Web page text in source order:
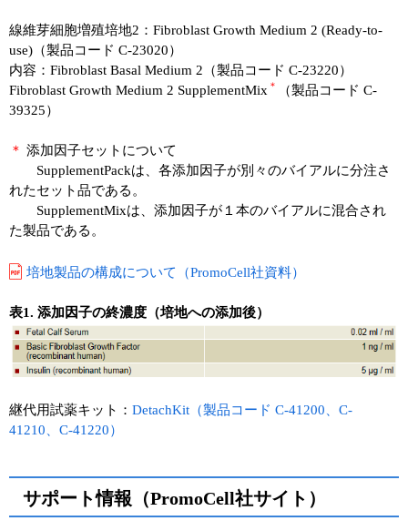
線維芽細胞増殖培地2：Fibroblast Growth Medium 2 (Ready-to-
use)（製品コード C-23020）
内容：Fibroblast Basal Medium 2（製品コード C-23220）
Fibroblast Growth Medium 2 SupplementMix ＊
（製品コード C-
39325）
＊ 添加因子セットについて
SupplementPackは、各添加因子が別々のバイアルに分注さ
れたセット品である。
SupplementMixは、添加因子が１本のバイアルに混合され
た製品である。
培地製品の構成について（PromoCell社資料）
表1. 添加因子の終濃度（培地への添加後）
継代用試薬キット： DetachKit（製品コード C-41200、C-
41210、C-41220）
サポート情報（PromoCell社サイト）